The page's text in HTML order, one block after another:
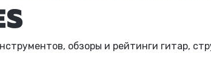
обзоры и рейтинги гитар,